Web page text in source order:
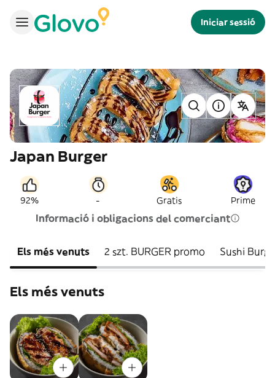
Iniciar sessió
Japan Burger
92% - Gratis Prime
Informació i obligacions del comerciant
Els més venuts 2 szt. BURGER promo Sushi
Els més venuts